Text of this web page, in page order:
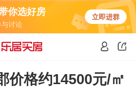
你选好房
讨论
立即进群
价格约14500元/㎡